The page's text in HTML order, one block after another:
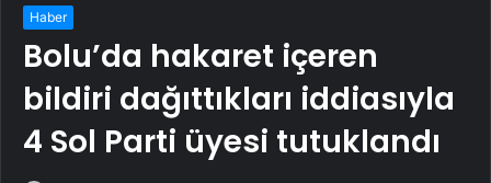
Haber
Bolu’da hakaret içeren
bildiri dağıttıkları iddiasıyla
4 Sol Parti üyesi tutuklandı